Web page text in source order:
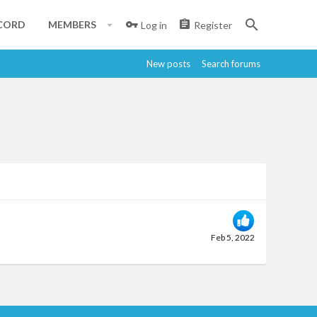
MEMBERS Log in Register
New posts Search forums
Feb 5, 2022